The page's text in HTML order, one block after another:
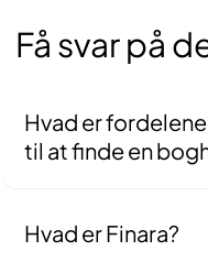
Få svar på
Hvad er
til at finde en
gennemgået en
Hvad er Finara?